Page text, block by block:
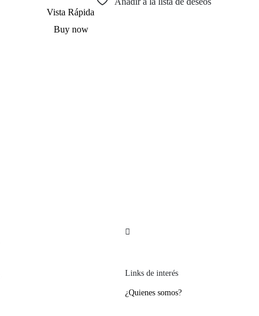
Vista Rápida
Buy now
Links de interés
¿Quienes somos?